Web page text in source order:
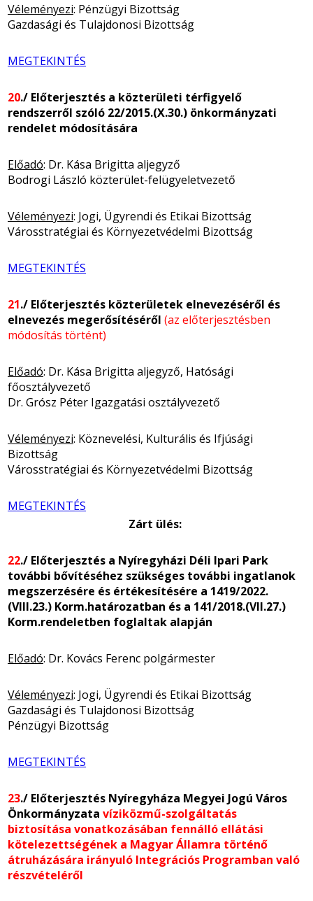
Véleményezi: Pénzügyi Bizottság
Gazdasági és Tulajdonosi Bizottság
MEGTEKINTÉS
20./ Előterjesztés a közterületi térfigyelő
rendszerről szóló 22/2015.(X.30.) önkormányzati
rendelet módosítására
Előadó: Dr. Kása Brigitta aljegyző
Bodrogi László közterület-felügyeletvezető
Véleményezi: Jogi, Ügyrendi és Etikai Bizottság
Városstratégiai és Környezetvédelmi Bizottság
MEGTEKINTÉS
21./ Előterjesztés közterületek elnevezéséről és
elnevezés megerősítéséről (az előterjesztésben
módosítás történt)
Előadó: Dr. Kása Brigitta aljegyző, Hatósági
főosztályvezető
Dr. Grósz Péter Igazgatási osztályvezető
Véleményezi: Köznevelési, Kulturális és Ifjúsági
Bizottság
Városstratégiai és Környezetvédelmi Bizottság
MEGTEKINTÉS
Zárt ülés:
22./ Előterjesztés a Nyíregyházi Déli Ipari Park
további bővítéséhez szükséges további ingatlanok
megszerzésére és értékesítésére a 1419/2022.
(VIII.23.) Korm.határozatban és a 141/2018.(VII.27.)
Korm.rendeletben foglaltak alapján
Előadó: Dr. Kovács Ferenc polgármester
Véleményezi: Jogi, Ügyrendi és Etikai Bizottság
Gazdasági és Tulajdonosi Bizottság
Pénzügyi Bizottság
MEGTEKINTÉS
23./ Előterjesztés Nyíregyháza Megyei Jogú Város
Önkormányzata víziközmű-szolgáltatás
biztosítása vonatkozásában fennálló ellátási
kötelezettségének a Magyar Államra történő
átruházására irányuló Integrációs Programban való
részvételéről